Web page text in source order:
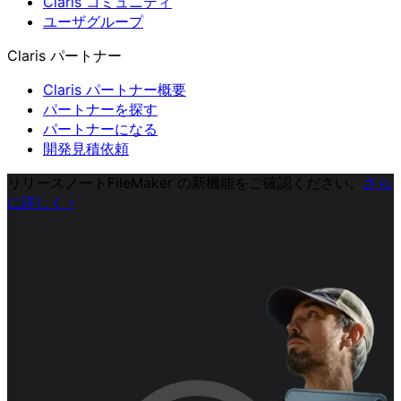
ユーザグループ
Claris パートナー
Claris パートナー概要
パートナーを探す
パートナーになる
開発見積依頼
リリースノート FileMaker の新機能をご確認ください。 さら
に詳しく ›